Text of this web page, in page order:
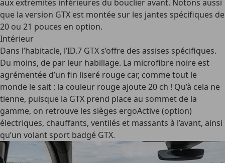
aux extrémités inférieures du bouclier avant. Notons aussi
que la version GTX est montée sur les jantes spécifiques de
20 ou 21 pouces en option.
Intérieur
Dans l’habitacle, l’ID.7 GTX s’offre des assises spécifiques.
Du moins, de par leur habillage. La microfibre noire est
agrémentée d’un fin liseré rouge car, comme tout le
monde le sait : la couleur rouge ajoute 20 ch ! Qu’à cela ne
tienne, puisque la GTX prend place au sommet de la
gamme, on retrouve les sièges ergoActive (option)
électriques, chauffants, ventilés et massants à l’avant, ainsi
qu’un volant sport badgé GTX.